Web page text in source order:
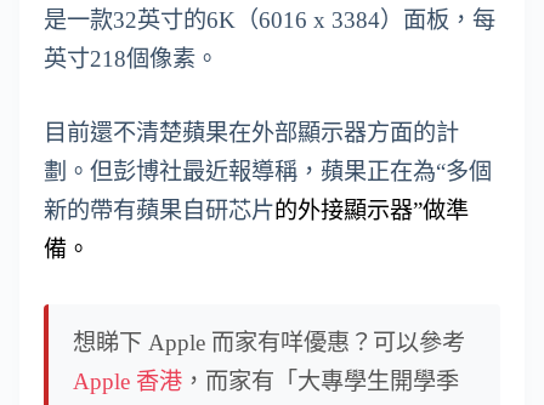
是一款32英寸的6K（6016 x 3384）面板，每
英寸218個像素。
目前還不清楚蘋果在外部顯示器方面的計
劃。但彭博社最近報導稱，蘋果正在為“多個
新的帶有蘋果自研芯片的外接顯示器”做準
備。
想睇下 Apple 而家有咩優惠？可以參考
Apple 香港 ，而家有「大專學生開學季